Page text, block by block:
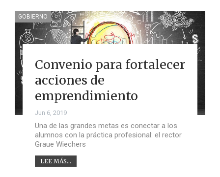
GOBIERNO
Convenio para fortalecer
acciones de
emprendimiento
Jun 6, 2019
Una de las grandes metas es conectar a los
alumnos con la práctica profesional: el rector
Graue Wiechers
LEE MÁS...